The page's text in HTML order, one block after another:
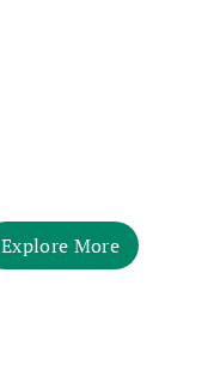
Explore More